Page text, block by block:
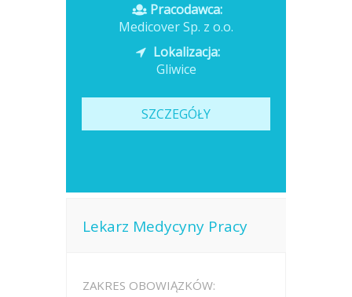
Pracodawca:
Medicover Sp. z o.o.
Lokalizacja:
Gliwice
SZCZEGÓŁY
Lekarz Medycyny Pracy
ZAKRES OBOWIĄZKÓW: